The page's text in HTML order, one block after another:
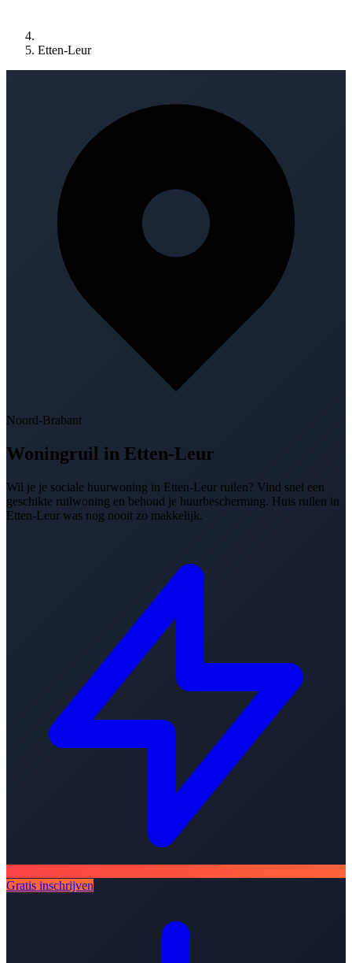
Etten-Leur
Noord-Brabant
Woningruil in Etten-Leur
Wil je je sociale huurwoning in Etten-Leur ruilen? Vind snel een
geschikte ruilwoning en behoud je huurbescherming. Huis ruilen in
Etten-Leur was nog nooit zo makkelijk.
Gratis inschrijven